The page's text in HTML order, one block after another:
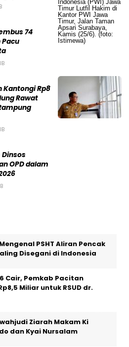
74
Pacu
Kantongi Rp8
Rawat
Dinsos
OPD dalam
PSHT Aliran Pencak
Disegani di Indonesia
Cair, Pemkab Pacitan
Miliar untuk RSUD dr.
Ziarah Makam Ki
dan Kyai Nursalam